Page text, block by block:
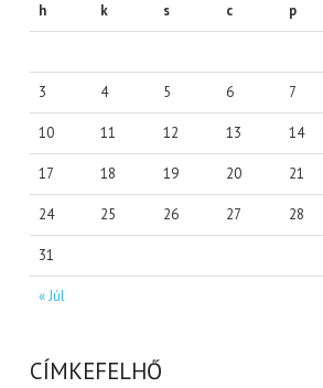
h
k s c p
« Júl
3 4 5 6 7
10 11 12 13 14
17 18 19 20 21
24 25 26 27 28
31
CÍMKEFELHŐ